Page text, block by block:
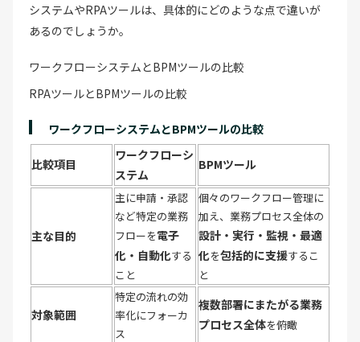
システムやRPAツールは、具体的にどのような点で違いが
あるのでしょうか。
ワークフローシステムとBPMツールの比較
RPAツールとBPMツールの比較
ワークフローシステムとBPMツールの比較
比較項目
ワークフローシ
ステム
BPMツール
主な目的
主に申請・承認
など特定の業務
フローを電子
化・自動化する
こと
個々のワークフロー管理に
加え、業務プロセス全体の
設計・実行・監視・最適
化を包括的に支援するこ
と
対象範囲
特定の流れの効
率化にフォーカ
ス
複数部署にまたがる業務
プロセス全体を俯瞰